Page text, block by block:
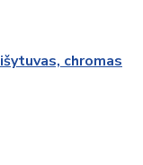
chromas